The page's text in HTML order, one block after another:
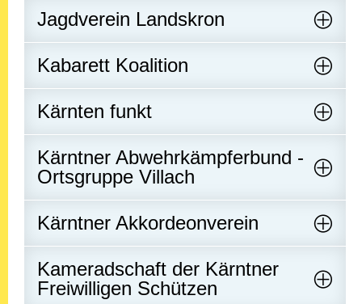
Jagdverein Landskron
Kabarett Koalition
Kärnten funkt
Kärntner Abwehrkämpferbund -
Ortsgruppe Villach
Kärntner Akkordeonverein
Kameradschaft der Kärntner
Freiwilligen Schützen